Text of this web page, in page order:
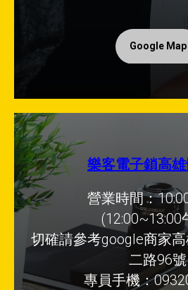
Google Map
樂客電子鎖高
營業時間：
(12:00~13:00
切確請參考google商家
二路96號
專員手機：